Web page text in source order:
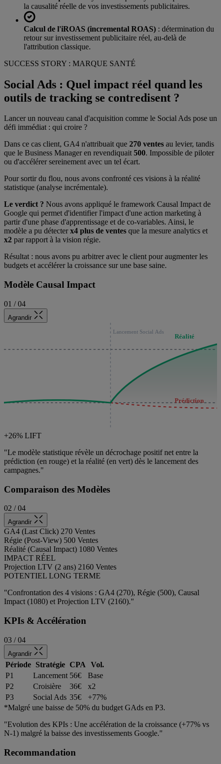
la causalité réelle de vos investissements publicitaires.
Calcul de l'iROAS (incremental ROAS) : détermination du
retour sur investissement publicitaire réel, au-delà de
l'attribution classique.
SUCCESS STORY : MARQUE SANTÉ
Social Ads : Quel impact réel quand les
outils de tracking se contredisent ?
Lancer un nouveau canal d'acquisition comme le Social Ads pose un
défi immédiat : qui croire ?
Dans ce cas client, GA4 n'attribuait que 270 ventes au levier, tandis
que le Business Manager en revendiquait500. Impossible de piloter
ou d'accélérer sereinement avec un tel écart.
Pour sortir du flou, nous avons confronté ces visions à la réalité
statistique (analyse incrémentale).
Le verdict ? Nous avons appliqué le framework Causal Impact de
Google qui permet d'identifier l'impact d'une action marketing à
partir d'une phase d'apprentissage et de co-variables. Ainsi, le
modèle a pu détecterx4 plus de ventes que la mesure analytics et
x2 par rapport à la vision régie.
Résultat : nous avons pu arbitrer avec le client pour augmenter les
budgets et accélérer la croissance sur une base saine.
Modèle Causal Impact
01 / 04
Agrandir
Lancement Social Ads
Prédiction
Réalité
+26% LIFT
"Le modèle statistique révèle un décrochage positif net entre la
prédiction (en rouge) et la réalité (en vert) dès le lancement des
campagnes."
Comparaison des Modèles
02 / 04
Agrandir
GA4 (Last Click) 270 Ventes
Régie (Post-View) 500 Ventes
Réalité (Causal Impact) 1080 Ventes
IMPACT RÉEL
Projection LTV (2 ans) 2160 Ventes
POTENTIEL LONG TERME
"Confrontation des 4 visions : GA4 (270), Régie (500), Causal
Impact (1080) et Projection LTV (2160)."
KPIs & Accélération
03 / 04
Agrandir
Période Stratégie CPA
Vol.
P1
Lancement 56€
Base
P2
Croisière 36€
x2
P3
Social Ads 35€
+77%
*Malgré une baisse de 50% du budget GAds en P3.
"Evolution des KPIs : Une accélération de la croissance (+77% vs
N-1) malgré la baisse des investissements Google."
Recommandation